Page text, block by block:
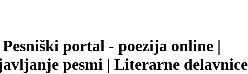
Pesniški portal - poezija online |
pesmi | Literarne delavnice